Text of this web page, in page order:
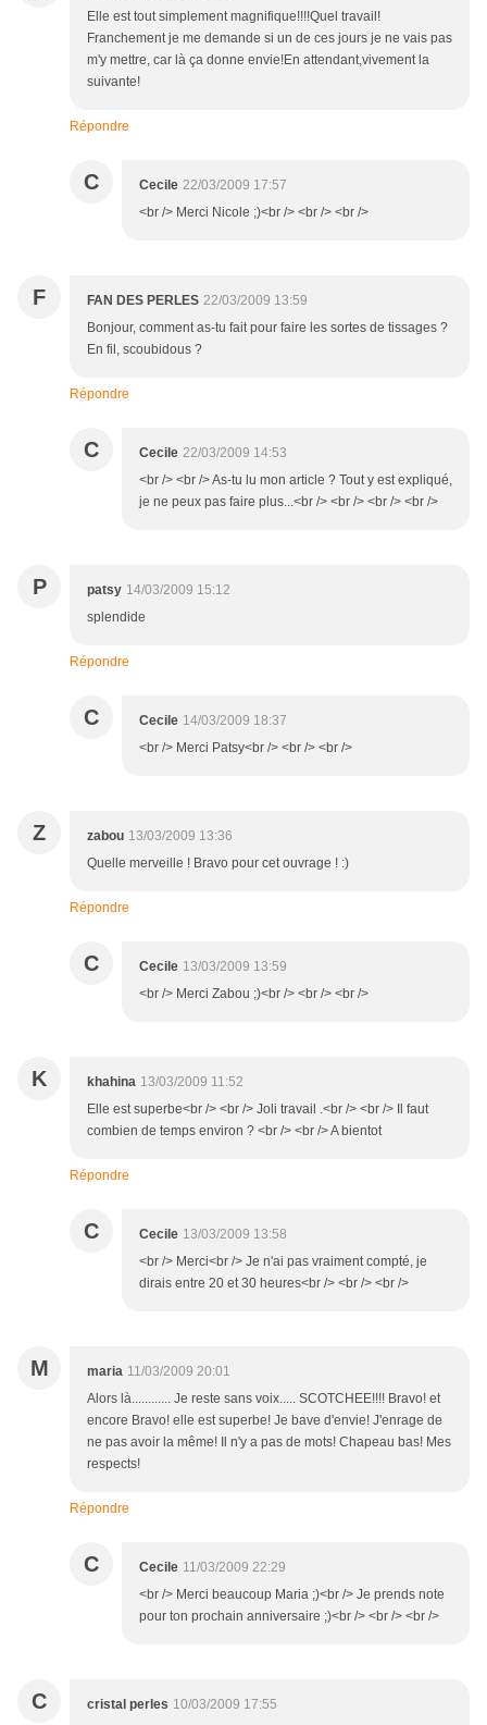
Elle est tout simplement magnifique!!!!Quel travail!
Franchement je me demande si un de ces jours je ne vais pas
m'y mettre, car là ça donne envie!En attendant,vivement la
suivante!
Répondre
C Cecile 22/03/2009 17:57
<br /> Merci Nicole ;)<br /> <br /> <br />
F FAN DES PERLES 22/03/2009 13:59
Bonjour, comment as-tu fait pour faire les sortes de tissages ?
En fil, scoubidous ?
Répondre
C Cecile 22/03/2009 14:53
<br /> <br /> As-tu lu mon article ? Tout y est expliqué,
je ne peux pas faire plus...<br /> <br /> <br /> <br />
P patsy 14/03/2009 15:12
splendide
Répondre
C Cecile 14/03/2009 18:37
<br /> Merci Patsy<br /> <br /> <br />
Z zabou 13/03/2009 13:36
Quelle merveille ! Bravo pour cet ouvrage ! :)
Répondre
C Cecile 13/03/2009 13:59
<br /> Merci Zabou ;)<br /> <br /> <br />
K khahina 13/03/2009 11:52
Elle est superbe<br /> <br /> Joli travail .<br /> <br /> Il faut
combien de temps environ ? <br /> <br /> A bientot
Répondre
C Cecile 13/03/2009 13:58
<br /> Merci<br /> Je n'ai pas vraiment compté, je
dirais entre 20 et 30 heures<br /> <br /> <br />
M maria 11/03/2009 20:01
Alors là............ Je reste sans voix..... SCOTCHEE!!!! Bravo! et
encore Bravo! elle est superbe! Je bave d'envie! J'enrage de
ne pas avoir la même! Il n'y a pas de mots! Chapeau bas! Mes
respects!
Répondre
C Cecile 11/03/2009 22:29
<br /> Merci beaucoup Maria ;)<br /> Je prends note
pour ton prochain anniversaire ;)<br /> <br /> <br />
C cristal perles 10/03/2009 17:55